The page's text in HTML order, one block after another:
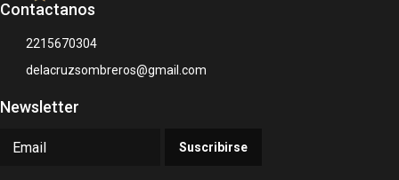
Contactanos
2215670304
delacruzsombreros@gmail.com
Newsletter
Suscribirse